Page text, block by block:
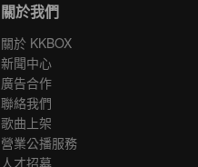
關於我們
關於 KKBOX
新聞中心
廣告合作
聯絡我們
歌曲上架
營業公播服務
人才招募